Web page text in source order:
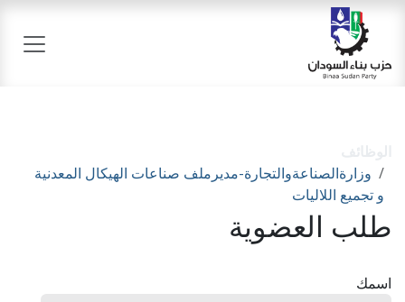
تخطي للذهاب إلى المحتوى
وزارةالصناعةوالتجارة-مديرملف صناعات الهيكال المعدنية
و تجميع اللاليات
طلب العضوية
اسمك